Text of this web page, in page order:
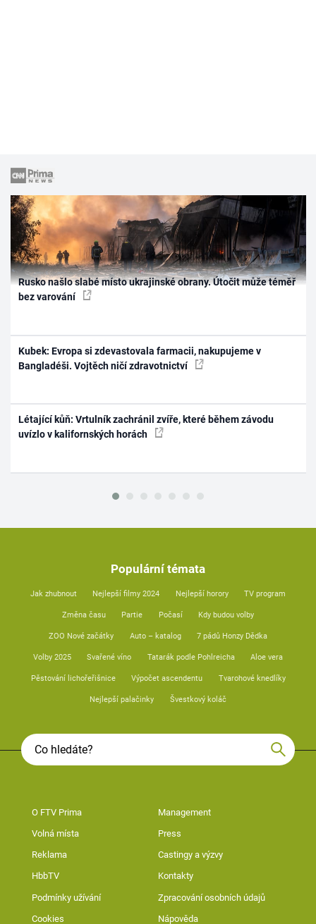
Rusko našlo slabé místo ukrajinské obrany. Útočit může téměř
bez varování
Kubek: Evropa si zdevastovala farmacii, nakupujeme v
Bangladéši. Vojtěch ničí zdravotnictví
Létající kůň: Vrtulník zachránil zvíře, které během závodu
uvízlo v kalifornských horách
Populární témata
Jak zhubnout Nejlepší filmy 2024 Nejlepší horory TV program
Změna času Partie Počasí Kdy budou volby
ZOO Nové začátky Auto – katalog 7 pádů Honzy Dědka
Volby 2025 Svařené víno Tatarák podle Pohlreicha Aloe vera
Pěstování lichořeřišnice Výpočet ascendentu Tvarohové knedlíky
Nejlepší palačinky Švestkový koláč
O FTV Prima Management
Volná místa Press
Reklama Castingy a výzvy
HbbTV Kontakty
Podmínky užívání Zpracování osobních údajů
Cookies Nápověda